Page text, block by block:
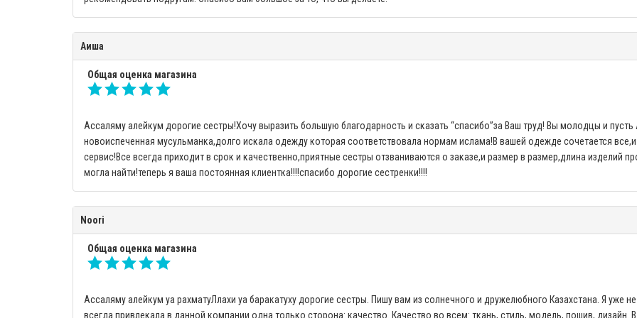
Аиша
Общая оценка магазина
Ассаляму алейкум дорогие сестры!Хочу выразить большую благодарность и сказать “спасибо”за Ваш труд! Вы молодцы и
новоиспеченная мусульманка,долго искала одежду которая соответствовала нормам ислама!В вашей одежде сочетается
сервис!Все всегда приходит в срок и качественно,приятные сестры отзваниваются о заказе,и размер в размер,длина изделий
могла найти!теперь я ваша постоянная клиентка!!!!спасибо дорогие сестренки!!!!
Noori
Общая оценка магазина
Ассаляму алейкум уа рахматуЛлахи уа баракатуху дорогие сестры. Пишу вам из солнечного и дружелюбного Казахстана. Я уже
всегда привлекала в данной компании одна только сторона: качество. Качество во всем: ткань, стиль, модель, пошив, дизайн.